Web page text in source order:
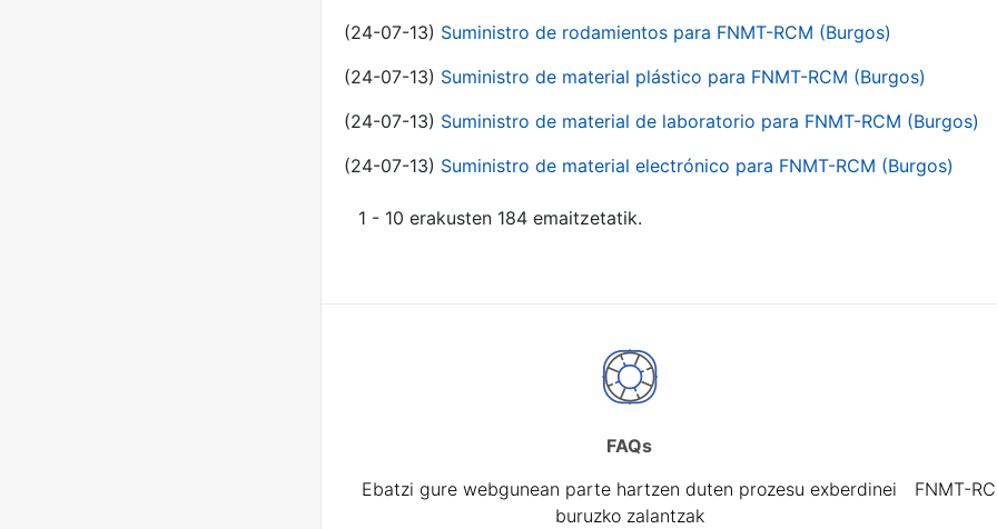
(24-07-13) Suministro de rodamientos para FNMT-RCM (Burgos)
(24-07-13) Suministro de material plástico para FNMT-RCM (Burgos)
(24-07-13) Suministro de material de laboratorio para FNMT-RCM (Burgos)
(24-07-13) Suministro de material electrónico para FNMT-RCM (Burgos)
1 - 10 erakusten 184 emaitzetatik.
FAQs
Ebatzi gure webgunean parte hartzen duten prozesu exberdinei
buruzko zalantzak
FNMT-